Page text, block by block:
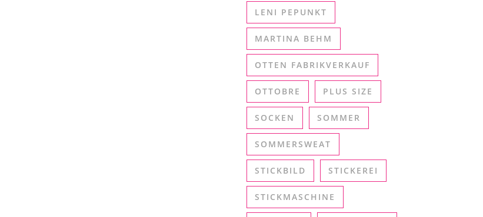
LENI PEPUNKT
MARTINA BEHM
OTTEN FABRIKVERKAUF
OTTOBRE PLUS SIZE
SOCKEN SOMMER
SOMMERSWEAT
STICKBILD STICKEREI
STICKMASCHINE